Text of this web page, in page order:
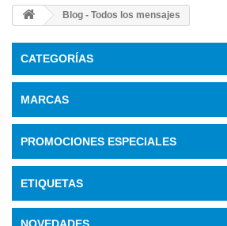
Blog - Todos los mensajes
CATEGORÍAS
MARCAS
PROMOCIONES ESPECIALES
ETIQUETAS